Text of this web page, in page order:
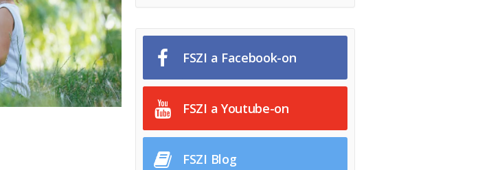
FSZI a Facebook-on
FSZI a Youtube-on
FSZI Blog